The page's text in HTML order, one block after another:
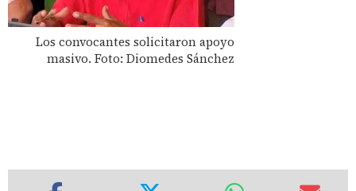
Los convocantes solicitaron apoyo
masivo. Foto: Diomedes Sánchez